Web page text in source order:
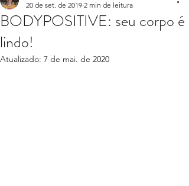
BODYPOSITIVE: seu corpo é
lindo!
20 de set. de 2019 2 min de leitura
Atualizado: 7 de mai. de 2020